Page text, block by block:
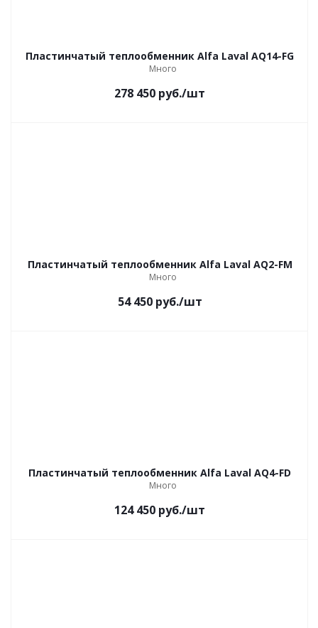
Пластинчатый теплообменник Alfa Laval AQ14-FG
Много
278 450 руб./шт
Пластинчатый теплообменник Alfa Laval AQ2-FM
Много
54 450руб./шт
Пластинчатый теплообменник Alfa Laval AQ4-FD
Много
124 450 руб./шт